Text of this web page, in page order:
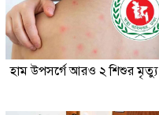
হাম উপসর্গে আরও ২ শিশুর মৃত্যু